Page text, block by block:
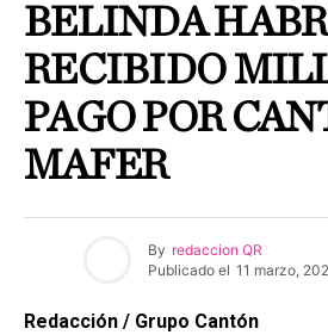
BELINDA
RECIBIDO
PAGO POR
MAFER
By redaccion QR
Publicado el 11 marzo,
Redacción / Grupo Cantón